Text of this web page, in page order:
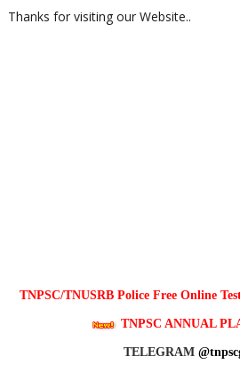
Thanks for visiting our Website..
TNPSC/TNUSRB Police Free Online
TNPSC ANNUAL
TELEGRAM